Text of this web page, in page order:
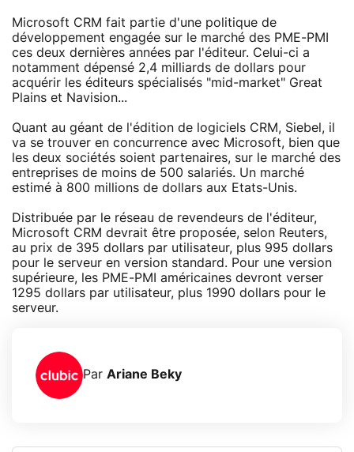
Microsoft CRM fait partie d'une politique de
développement engagée sur le marché des PME-PMI
ces deux dernières années par l'éditeur. Celui-ci a
notamment dépensé 2,4 milliards de dollars pour
acquérir les éditeurs spécialisés "mid-market" Great
Plains et Navision...
Quant au géant de l'édition de logiciels CRM, Siebel, il
va se trouver en concurrence avec Microsoft, bien que
les deux sociétés soient partenaires, sur le marché des
entreprises de moins de 500 salariés. Un marché
estimé à 800 millions de dollars aux Etats-Unis.
Distribuée par le réseau de revendeurs de l'éditeur,
Microsoft CRM devrait être proposée, selon Reuters,
au prix de 395 dollars par utilisateur, plus 995 dollars
pour le serveur en version standard. Pour une version
supérieure, les PME-PMI américaines devront verser
1295 dollars par utilisateur, plus 1990 dollars pour le
serveur.
Par Ariane Beky